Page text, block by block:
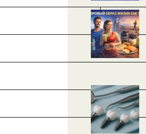
Число: